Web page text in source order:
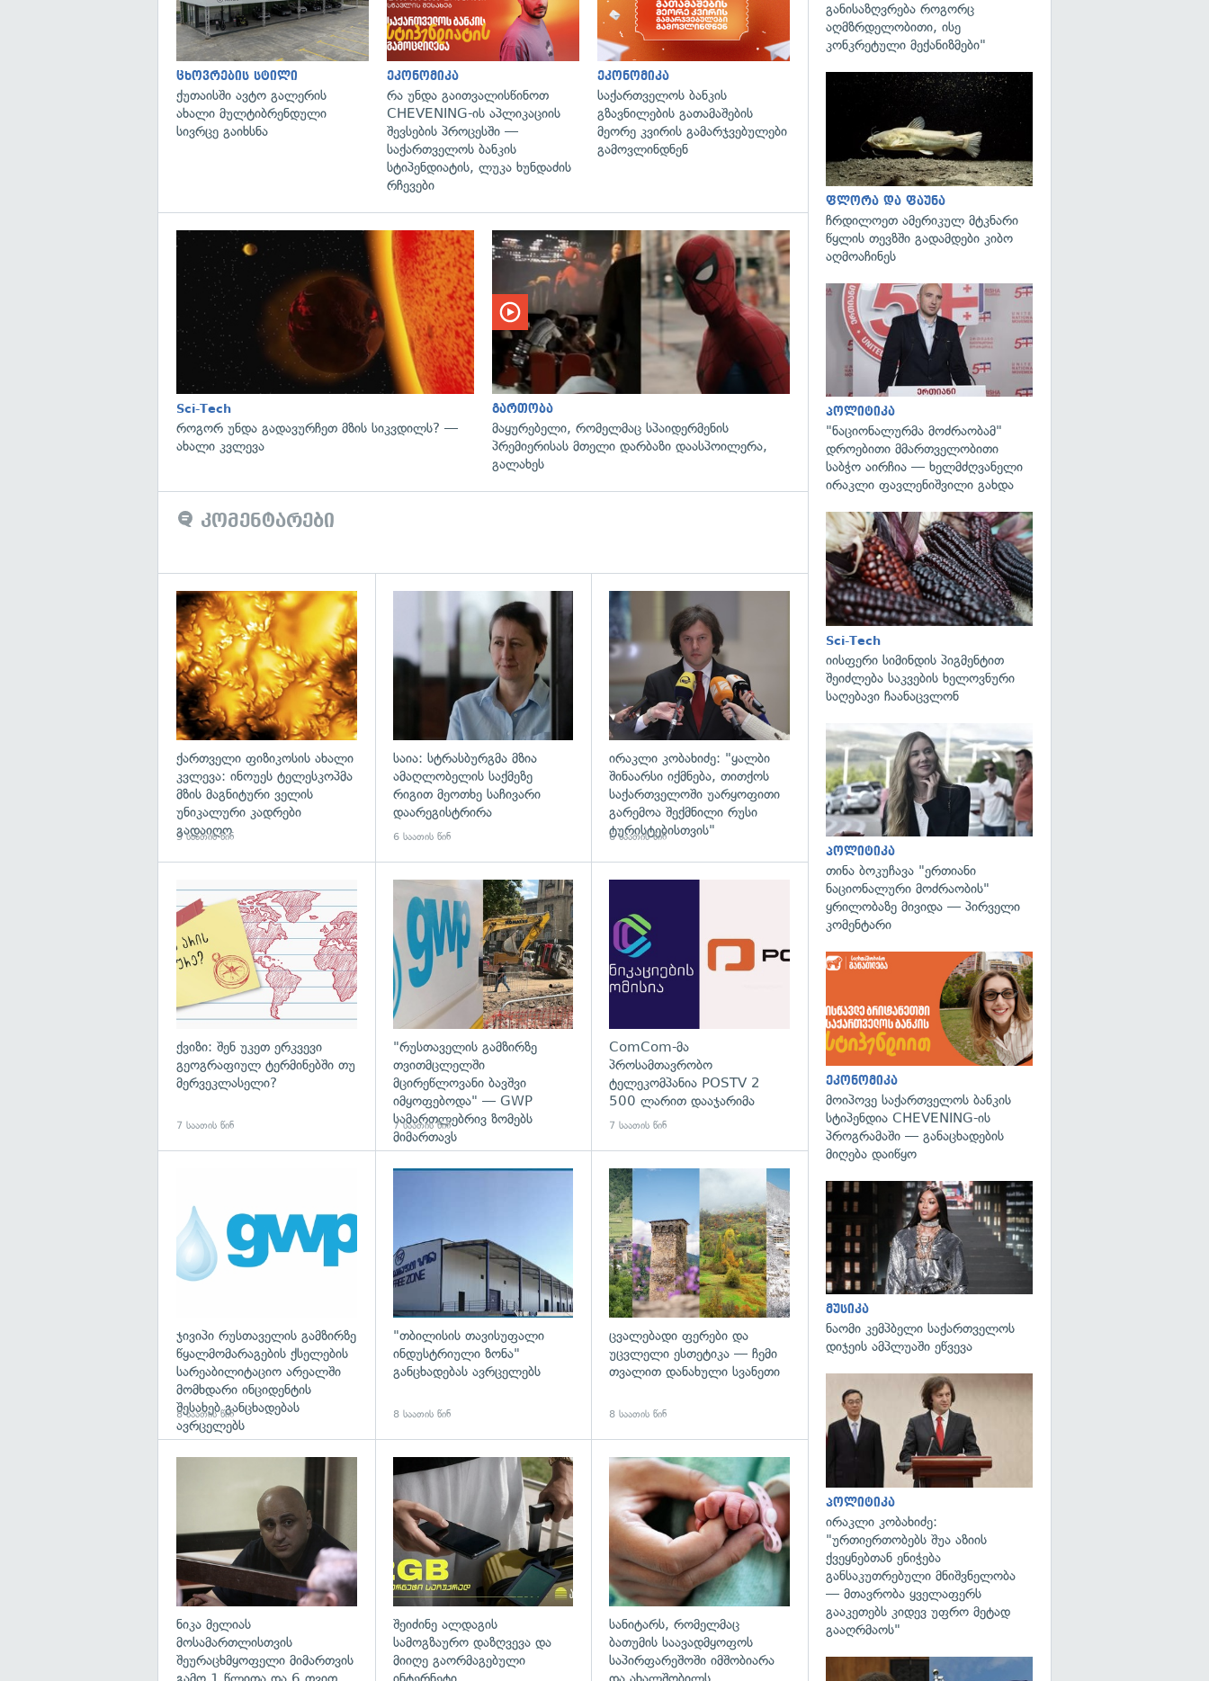
ცხოვრების სტილი
ქუთაისში ავტო გალერის
ახალი მულტიბრენდული
სივრცე გაიხსნა
ეკონომიკა
რა უნდა გაითვალისწინოთ
CHEVENING-ის აპლიკაციის
შევსების პროცესში —
საქართველოს ბანკის
სტიპენდიატის, ლუკა ხუნდაძის
რჩევები
ეკონომიკა
საქართველოს ბანკის
გზავნილების გათამაშების
მეორე კვირის გამარჯვებულები
გამოვლინდნენ
გადახედვა
Sci-Tech
როგორ უნდა გადავურჩეთ მზის სიკვდილს? —
ახალი კვლევა
გართობა
მაყურებელი, რომელმაც სპაიდერმენის
პრემიერისას მთელი დარბაზი დაასპოილერა,
გალახეს
კომენტარები
ქართველი ფიზიკოსის ახალი
კვლევა: ინოუეს ტელესკოპმა
მზის მაგნიტური ველის
უნიკალური კადრები
გადაიღო
3 საათის წინ
გადახედვა
საია: სტრასბურგმა მზია
ამაღლობელის საქმეზე
რიგით მეოთხე საჩივარი
დაარეგისტრირა
6 საათის წინ
გადახედვა
ირაკლი კობახიძე: "ყალბი
შინაარსი იქმნება, თითქოს
საქართველოში უარყოფითი
გარემოა შექმნილი რუსი
ტურისტებისთვის"
6 საათის წინ
ქვიზი: შენ უკეთ ერკვევი
გეოგრაფიულ ტერმინებში თუ
მერვეკლასელი?
7 საათის წინ
"რუსთაველის გამზირზე
თვითმცლელში
მცირეწლოვანი ბავშვი
იმყოფებოდა" — GWP
სამართლებრივ ზომებს
მიმართავს
7 საათის წინ
გადახედვა
ComCom-მა
პროსამთავრობო
ტელეკომპანია POSTV 2
500 ლარით დააჯარიმა
7 საათის წინ
ჯივიპი რუსთაველის გამზირზე
წყალმომარაგების ქსელების
სარეაბილიტაციო არეალში
მომხდარი ინციდენტის
შესახებ განცხადებას
ავრცელებს
8 საათის წინ
გადახედვა
"თბილისის თავისუფალი
ინდუსტრიული ზონა"
განცხადებას ავრცელებს
8 საათის წინ
გადახედვა
ცვალებადი ფერები და
უცვლელი ესთეტიკა — ჩემი
თვალით დანახული სვანეთი
8 საათის წინ
გადახედვა
ნიკა მელიას
მოსამართლისთვის
შეურაცხმყოფელი მიმართვის
შეიძინე ალდაგის
სამოგზაურო დაზღვევა და
მიიღე გაორმაგებული
სანიტარს, რომელმაც
ბათუმის საავადმყოფოს
საპირფარეშოში იმშობიარა
განისაზღვრება როგორც
აღმზრდელობითი, ისე
კონკრეტული მექანიზმები"
ფლორა და ფაუნა
ჩრდილოეთ ამერიკულ მტკნარი
წყლის თევზში გადამდები კიბო
აღმოაჩინეს
პოლიტიკა
"ნაციონალურმა მოძრაობამ"
დროებითი მმართველობითი
საბჭო აირჩია — ხელმძღვანელი
ირაკლი ფავლენიშვილი გახდა
Sci-Tech
იისფერი სიმინდის პიგმენტით
შეიძლება საკვების ხელოვნური
საღებავი ჩაანაცვლონ
პოლიტიკა
თინა ბოკუჩავა "ერთიანი
ნაციონალური მოძრაობის"
ყრილობაზე მივიდა — პირველი
კომენტარი
ეკონომიკა
მოიპოვე საქართველოს ბანკის
სტიპენდია CHEVENING-ის
პროგრამაში — განაცხადების
მიღება დაიწყო
მუსიკა
ნაომი კემპბელი საქართველოს
დიჯეის ამპლუაში ეწვევა
პოლიტიკა
ირაკლი კობახიძე:
"ურთიერთობებს შუა აზიის
ქვეყნებთან ენიჭება
განსაკუთრებული მნიშვნელობა
— მთავრობა ყველაფერს
გააკეთებს კიდევ უფრო მეტად
გააღრმაოს"